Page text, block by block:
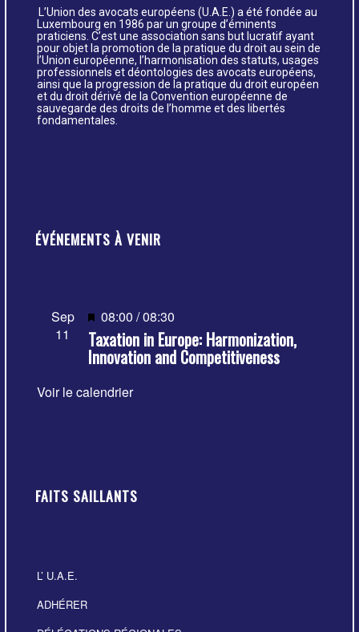
L’Union des avocats européens (U.A.E.) a été fondée au
Luxembourg en 1986 par un groupe d’éminents
praticiens. C’est une association sans but lucratif ayant
pour objet la promotion de la pratique du droit au sein de
l’Union européenne, l’harmonisation des statuts, usages
professionnels et déontologies des avocats européens,
ainsi que la progression de la pratique du droit européen
et du droit dérivé de la Convention européenne de
sauvegarde des droits de l’homme et des libertés
fondamentales.
ÉVÉNEMENTS À VENIR
Sep
11
Mis
en
avant
08:00 /08:30
Taxation in Europe: Harmonization,
Innovation and Competitiveness
Voir le calendrier
FAITS SAILLANTS
L’ U.A.E.
ADHÉRER